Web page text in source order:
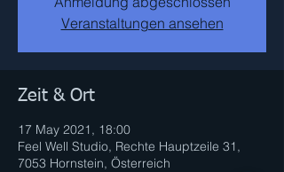
Veranstaltungen ansehen
Zeit & Ort
17 May 2021, 18:00
Feel Well Studio, Rechte Hauptzeile 31,
7053 Hornstein, Österreich